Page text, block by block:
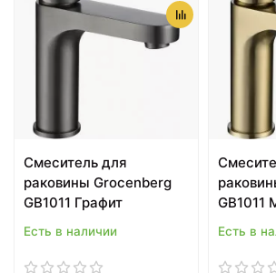
Cмеситель для
раковины Grocenberg
GB1011 Графит
Есть в наличии
GB1011
Есть в